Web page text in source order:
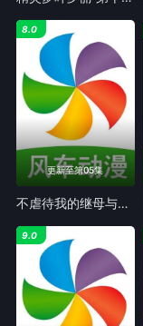
更新至第05集
8.0
不虐待我的继母与继姐
9.0